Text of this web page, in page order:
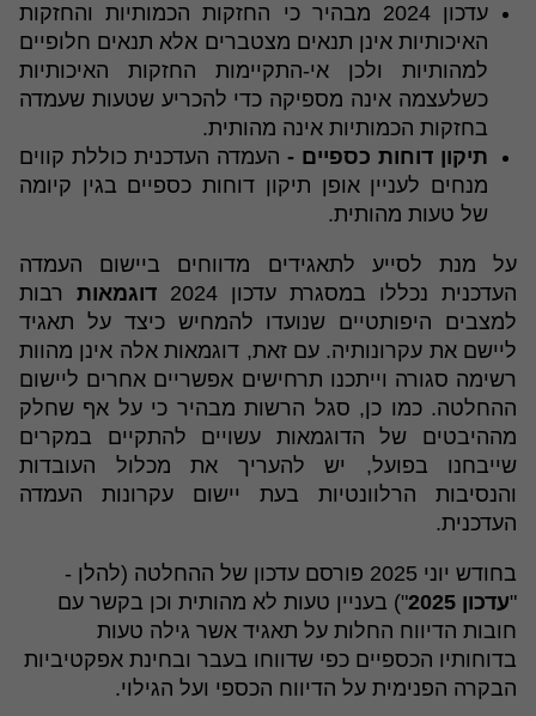
עדכון 2024 מבהיר כי החזקות הכמותיות והחזקות
האיכותיות אינן תנאים מצטברים אלא תנאים חלופיים
למהותיות ולכן אי-התקיימות החזקות האיכותיות
כשלעצמה אינה מספיקה כדי להכריע שטעות שעמדה
בחזקות הכמותיות אינה מהותית.
תיקון דוחות כספיים - העמדה העדכנית כוללת קווים
מנחים לעניין אופן תיקון דוחות כספיים בגין קיומה
של טעות מהותית.
על מנת לסייע לתאגידים מדווחים ביישום העמדה
העדכנית נכללו במסגרת עדכון 2024
דוגמאות רבות
למצבים היפותטיים שנועדו להמחיש כיצד על תאגיד
ליישם את עקרונותיה. עם זאת, דוגמאות אלה אינן מהוות
רשימה סגורה וייתכנו תרחישים אפשריים אחרים ליישום
ההחלטה. כמו כן, סגל הרשות מבהיר כי על אף שחלק
מההיבטים של הדוגמאות עשויים להתקיים במקרים
שייבחנו בפועל, יש להעריך את מכלול העובדות
והנסיבות הרלוונטיות בעת יישום עקרונות העמדה
העדכנית.
בחודש יוני 2025 פורסם עדכון של ההחלטה (להלן -
"עדכון 2025
") בעניין טעות לא מהותית וכן בקשר עם
חובות הדיווח החלות על תאגיד אשר גילה טעות
בדוחותיו הכספיים כפי שדווחו בעבר ובחינת אפקטיביות
הבקרה הפנימית על הדיווח הכספי ועל הגילוי.